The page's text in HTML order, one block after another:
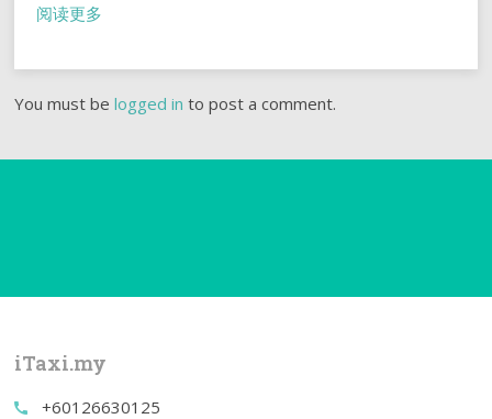
阅读更多
You must belogged in to post a comment.
iTaxi.my
call +60126630125